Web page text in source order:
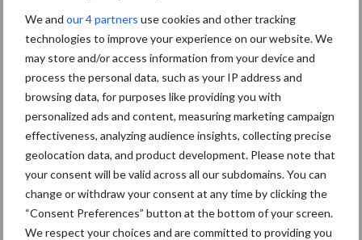
We and our 4 partners use cookies and other tracking
technologies to improve your experience on our website. We
may store and/or access information from your device and
process the personal data, such as your IP address and
browsing data, for purposes like providing you with
personalized ads and content, measuring marketing campaign
effectiveness, analyzing audience insights, collecting precise
geolocation data, and product development. Please note that
your consent will be valid across all our subdomains. You can
change or withdraw your consent at any time by clicking the
“Consent Preferences” button at the bottom of your screen.
We respect your choices and are committed to providing you
Zuhal Demir
(N-VA) heeft aangekondigd dat de milieudiensten OVAM, VMM,
VLM, Natuur en Bos en de afdeling Handhaving van het
departement Omgeving binnenkort onder één vlag verder gaan.
Footer Onze brandpartners